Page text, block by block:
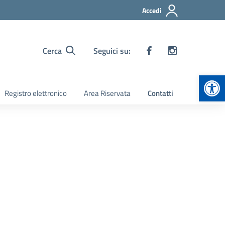
Accedi
Cerca Seguici su:
Registro elettronico Area Riservata Contatti